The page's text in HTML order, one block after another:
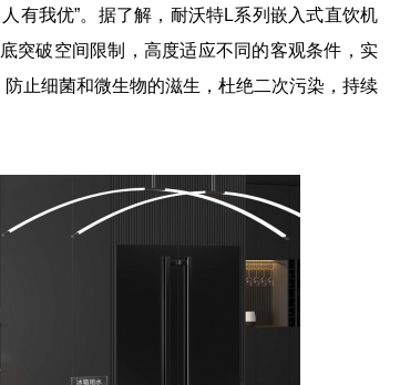
有我优”。据了解，耐沃特L系列嵌入式直饮机
突破空间限制，高度适应不同的客观条件，实
止细菌和微生物的滋生，杜绝二次污染，持续